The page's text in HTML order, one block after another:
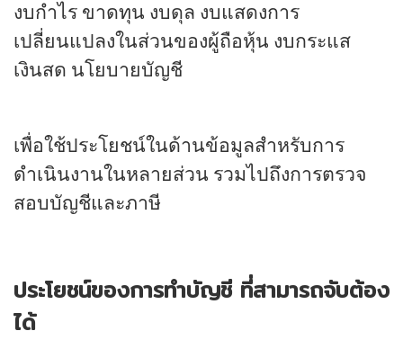
งบกำไร ขาดทุน งบดุล งบแสดงการ
เปลี่ยนแปลงในส่วนของผู้ถือหุ้น งบกระแส
เงินสด นโยบายบัญชี
เพื่อใช้ประโยชน์ในด้านข้อมูลสำหรับการ
ดำเนินงานในหลายส่วน รวมไปถึงการตรวจ
สอบบัญชีและภาษี
ประโยชน์ของการทำบัญชี ที่สามารถจับต้อง
ได้